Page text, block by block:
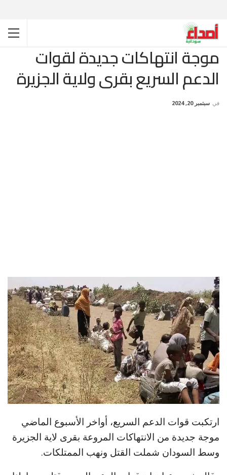
موجة انتهاكات جديدة لقوات
الدعم السريع بقرى ولاية الجزيرة
في سبتمبر 20, 2024
ارتكبت قوات الدعم السريع، أواخر الأسبوع الماضي
موجة جديدة من الانتهاكات المروعة بقرى لاية الجزيرة
وسط السودان شملت القتل ونهب الممتلكات.